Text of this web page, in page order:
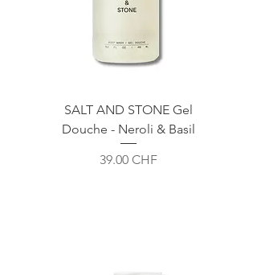
SALT AND STONE Gel
Douche - Neroli & Basil
Prix
39.00 CHF